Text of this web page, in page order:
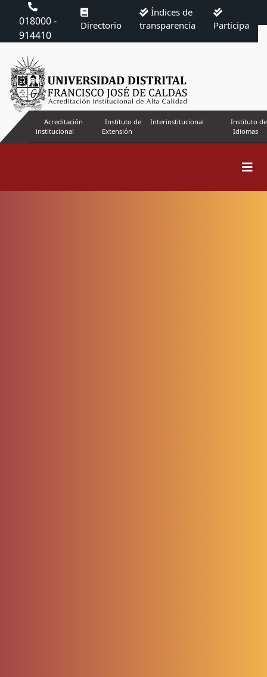
018000 -
914410
Directorio
Índices de
transparencia
Participa
Acreditación
institucional
Instituto de
Extensión
Interinstitucional
Instituto de
Idiomas